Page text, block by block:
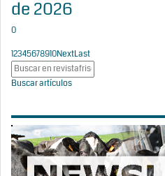
de 2026
0
12345678910NextLast
Buscar artículos